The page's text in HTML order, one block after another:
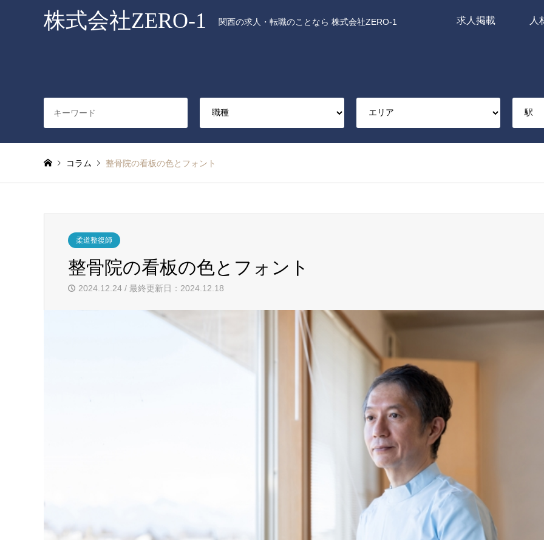
株式会社ZERO-1 関西の求人・転職のことなら 株式会社ZERO-1 求人掲載 人
コラム 整骨院の看板の色とフォント
柔道整復師
整骨院の看板の色とフォント
2024.12.24 / 最終更新日：2024.12.18